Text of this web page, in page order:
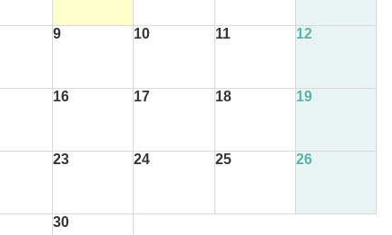
9 10 11 12
16 17 18 19
23 24 25 26
30